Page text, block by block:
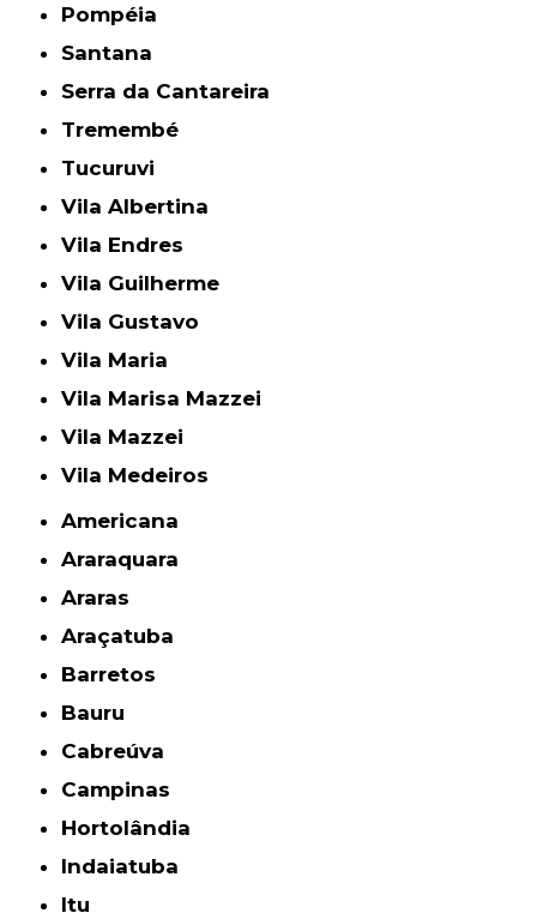
Pompéia
Santana
Serra da Cantareira
Tremembé
Tucuruvi
Vila Albertina
Vila Endres
Vila Guilherme
Vila Gustavo
Vila Maria
Vila Marisa Mazzei
Vila Mazzei
Vila Medeiros
Americana
Araraquara
Araras
Araçatuba
Barretos
Bauru
Cabreúva
Campinas
Hortolândia
Indaiatuba
Itu